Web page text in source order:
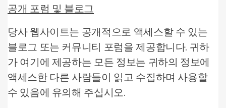
공개 포럼 및 블로그
당사 웹사이트는 공개적으로 액세스할 수 있는
블로그 또는 커뮤니티 포럼을 제공합니다. 귀하
가 여기에 제공하는 모든 정보는 귀하의 정보에
액세스한 다른 사람들이 읽고 수집하며 사용할
수 있음에 유의해 주십시오.